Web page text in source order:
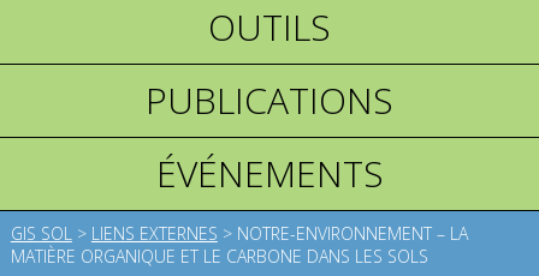
OUTILS
PUBLICATIONS
ÉVÉNEMENTS
GIS SOL > LIENS EXTERNES > NOTRE-ENVIRONNEMENT – LA
MATIÈRE ORGANIQUE ET LE CARBONE DANS LES SOLS